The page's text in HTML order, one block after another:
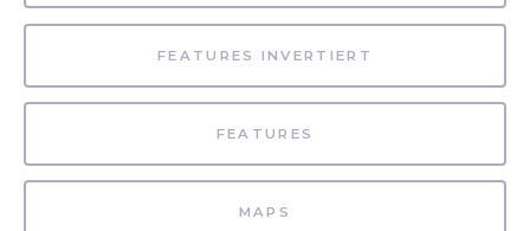
FEATURES INVERTIERT
FEATURES
MAPS